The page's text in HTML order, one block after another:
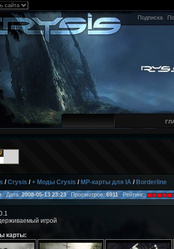
Подписка
/Crysis /+ Моды Crysis / MP-карты для IA / Borderline
Дата:2008-05-13 23:23Просмотров:6911Рейтинг:
игрой
карты: